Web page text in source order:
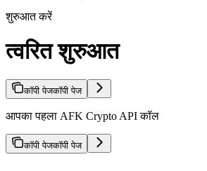
शुरुआत करें
त्वरित शुरुआत
कॉपी पेजकॉपी पेज
आपका पहला AFK Crypto API कॉल
कॉपी पेजकॉपी पेज